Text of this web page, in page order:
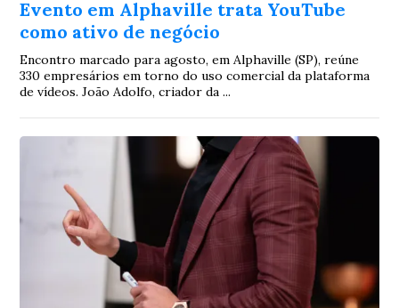
Evento em Alphaville trata YouTube
como ativo de negócio
Encontro marcado para agosto, em Alphaville (SP), reúne
330 empresários em torno do uso comercial da plataforma
de vídeos. João Adolfo, criador da ...